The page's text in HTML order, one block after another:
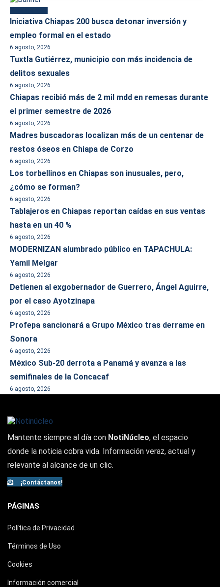
Iniciativa Chiapas 200 busca detonar inversión y
empleo formal en el estado
6 agosto, 2026
Tuxtla Gutiérrez, municipio con más incidencia de
delitos sexuales
6 agosto, 2026
Chiapas recibió más de 2 mil mdd en remesas durante
el primer semestre de 2026
6 agosto, 2026
Madres buscadoras localizan más de un centenar de
restos óseos en Chiapa de Corzo
6 agosto, 2026
Los torbellinos en Chiapas son inusuales, pero,
¿cómo se forman?
6 agosto, 2026
Tablajeros en Chiapas reportan caídas en sus ventas
hasta en un 40 %
6 agosto, 2026
MODERNIZAN alumbrado público en TAPACHULA:
Yamil Melgar
6 agosto, 2026
Detienen al exgobernador de Guerrero, Ángel Aguirre,
por el caso Ayotzinapa
6 agosto, 2026
Profepa sancionará a Grupo México tras derrame en
Sonora
6 agosto, 2026
México Sub-20 derrota a Panamá y avanza a las
semifinales de la Concacaf
6 agosto, 2026
Mantente siempre al día con NotiNúcleo, el espacio
donde la noticia cobra vida. Información veraz, actual y
relevante al alcance de un clic.
¡Contáctanos!
PÁGINAS
Política de Privacidad
Términos de Uso
Cookies
Información comercial